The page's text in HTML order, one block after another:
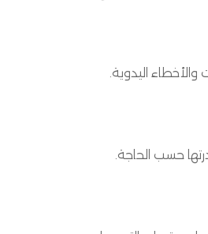
والأخطاء اليدوية.
حسب الحاجة.